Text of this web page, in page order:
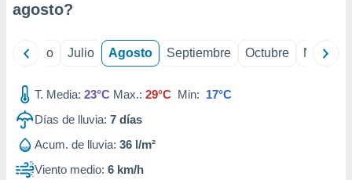
agosto?
Junio Julio Agosto Septiembre Octubre
T. Media: 23°C Max.: 29°C Min: 17°C
Días de lluvia: 7 días
Acum. de lluvia: 36 l/m²
Viento medio: 6 km/h